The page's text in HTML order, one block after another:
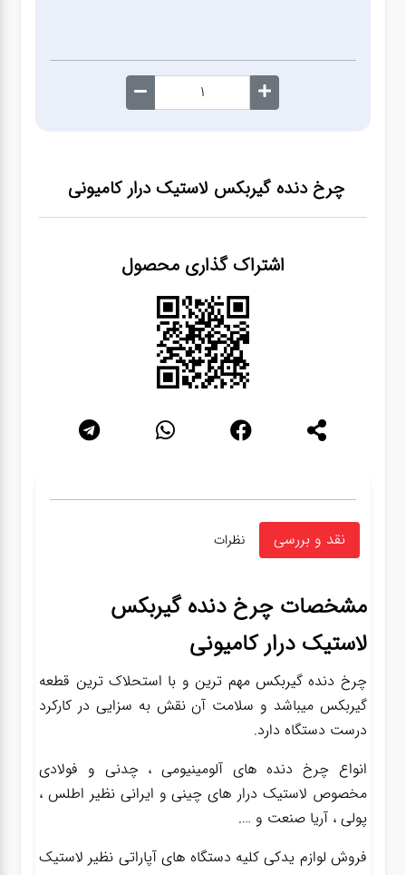
کارواش
معاینه
فنی
چرخ دنده گیربکس لاستیک درار کامیونی
اشتراک گذاری محصول
نقد و بررسی نظرات
مشخصاتچرخ دنده گیربکس
لاستیک درار کامیونی
چرخ دنده گیربکس مهم ترین و با استحلاک ترین قطعه
گیربکس میباشد و سلامت آن نقش به سزایی در کارکرد
درست دستگاه دارد.
انواع چرخ دنده های آلومینیومی ، چدنی و فولادی
مخصوص لاستیک درار های چینی و ایرانی نظیر اطلس ،
پولی ، آریا صنعت و ….
فروش لوازم یدکی کلیه دستگاه های آپاراتی نظیر لاستیک